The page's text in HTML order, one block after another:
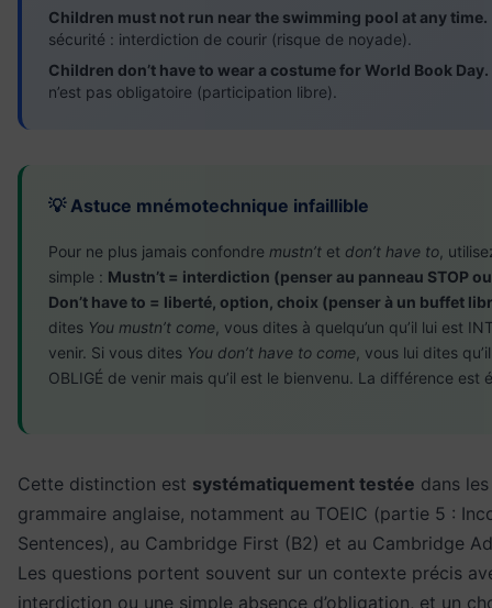
Children must not run near the swimming pool at any time.
sécurité : interdiction de courir (risque de noyade).
Children don’t have to wear a costume for World Book Day.
n’est pas obligatoire (participation libre).
💡 Astuce mnémotechnique infaillible
Pour ne plus jamais confondre mustn’t et don’t have to ,
simple : Mustn’t = interdiction (penser au panneau STOP
Don’t have to = liberté, option, choix (penser à un buffet
dites You mustn’t come , vous dites à quelqu’un qu’il lui est
venir. Si vous dites You don’t have to come , vous lui dites
OBLIGÉ de venir mais qu’il est le bienvenu. La différence est
Cette distinction est systématiquement testée dans
grammaire anglaise, notamment au TOEIC (partie 5 :
Sentences), au Cambridge First (B2) et au Cambridge
Les questions portent souvent sur un contexte précis
interdiction ou une simple absence d’obligation, et un